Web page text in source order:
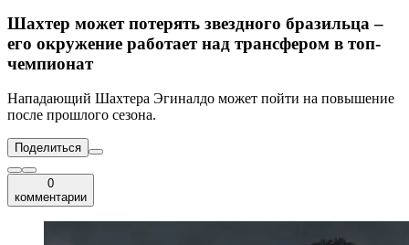
Шахтер может потерять звездного бразильца –
его окружение работает над трансфером в топ-
чемпионат
Нападающий Шахтера Эгиналдо может пойти на повышение
после прошлого сезона.
Поделиться
0
комментарии